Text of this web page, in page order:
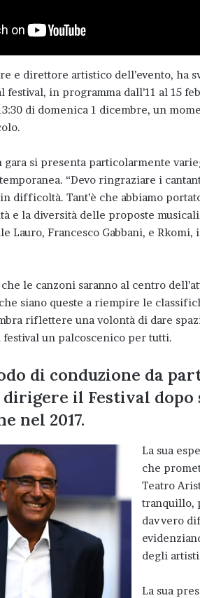
e direttore artistico dell’evento, ha
in programma dall’11 al 15
di domenica 1 dicembre, un
si presenta particolarmente
“Devo ringraziare i
difficoltà. Tant’è che abbiamo
e la diversità delle proposte
Lauro, Francesco Gabbani, e
le canzoni saranno al centro
siano queste a riempire le
riflettere una volontà di dare
un palcoscenico per tutti.
di conduzione da
il Festival dopo
nel 2017.
La sua
che
Teatro
tranquillo,
davvero
degli
La sua